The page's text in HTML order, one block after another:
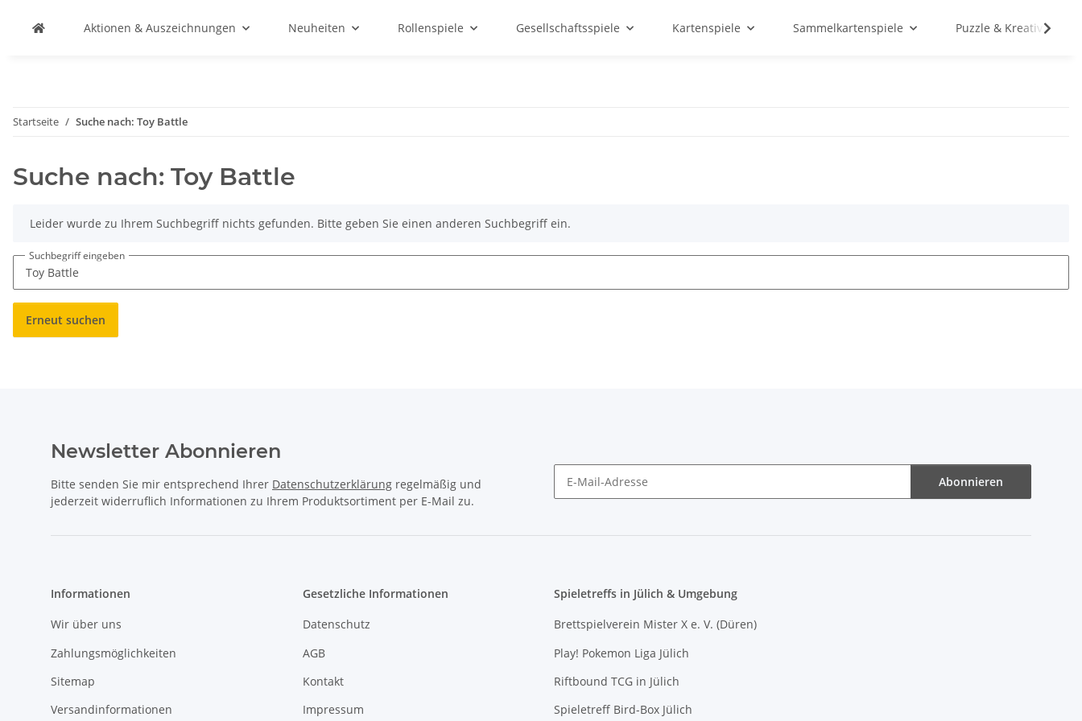
Aktionen & Auszeichnungen Neuheiten Rollenspiele Gesellschaftsspiele Kartenspiele Sammelkartenspiele Puzzle & Kreativ
Startseite Suche nach: Toy Battle
Suche nach: Toy Battle
xLeider wurde zu Ihrem Suchbegriff nichts gefunden. Bitte geben Sie einen anderen Suchbegriff ein.
Suchbegriff eingeben
Erneut suchen
Newsletter Abonnieren
Bitte senden Sie mir entsprechend Ihrer Datenschutzerklärung regelmäßig und
jederzeit widerruflich Informationen zu Ihrem Produktsortiment per E-Mail zu.
Abonnieren
Informationen
Wir über uns
Zahlungsmöglichkeiten
Sitemap
Versandinformationen
Gesetzliche Informationen
Datenschutz
AGB
Kontakt
Impressum
Spieletreffs in Jülich & Umgebung
Brettspielverein Mister X e. V. (Düren)
Play! Pokemon Liga Jülich
Riftbound TCG in Jülich
Spieletreff Bird-Box Jülich